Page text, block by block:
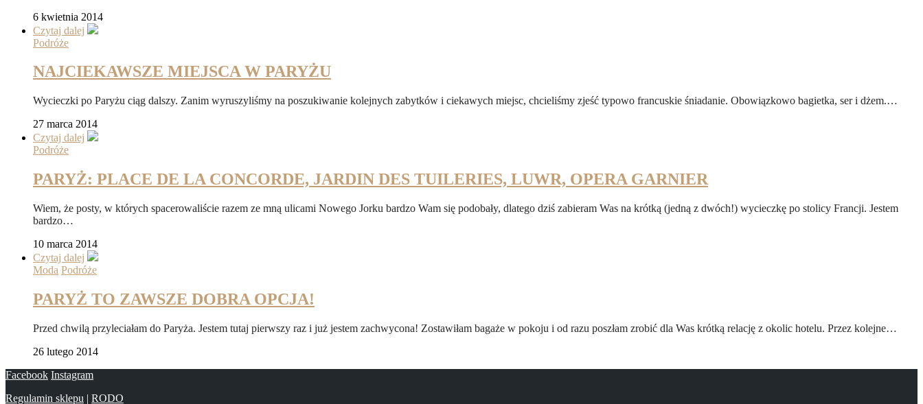
6 kwietnia 2014
Czytaj dalej
Podróże
NAJCIEKAWSZE MIEJSCA W PARYŻU
Wycieczki po Paryżu ciąg dalszy. Zanim wyruszyliśmy na poszukiwanie kolejnych zabytków i ciekawych miejsc, chcieliśmy zjeść typowo francuskie śniadanie. Obowiązkowo bagietka, ser i dżem.…
27 marca 2014
Czytaj dalej
Podróże
PARYŻ: PLACE DE LA CONCORDE, JARDIN DES TUILERIES, LUWR, OPERA GARNIER
Wiem, że posty, w których spacerowaliście razem ze mną ulicami Nowego Jorku bardzo Wam się podobały, dlatego dziś zabieram Was na krótką (jedną z dwóch!) wycieczkę po stolicy Francji. Jestem
bardzo…
10 marca 2014
Czytaj dalej
Moda Podróże
PARYŻ TO ZAWSZE DOBRA OPCJA!
Przed chwilą przyleciałam do Paryża. Jestem tutaj pierwszy raz i już jestem zachwycona! Zostawiłam bagaże w pokoju i od razu poszłam zrobić dla Was krótką relację z okolic hotelu. Przez kolejne…
26 lutego 2014
Facebook Instagram
Regulamin sklepu | RODO